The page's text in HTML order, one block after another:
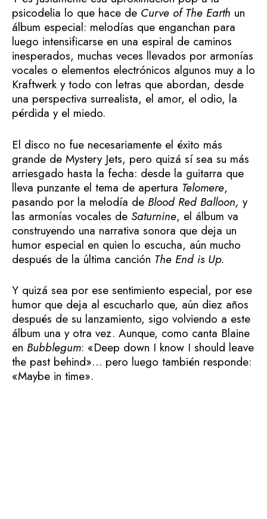
psicodelia lo que hace de Curve of The Earth un
álbum especial: melodías que enganchan para
luego intensificarse en una espiral de caminos
inesperados, muchas veces llevados por armonías
vocales o elementos electrónicos algunos muy a lo
Kraftwerk y todo con letras que abordan, desde
una perspectiva surrealista, el amor, el odio, la
pérdida y el miedo.
El disco no fue necesariamente el éxito más
grande de Mystery Jets, pero quizá sí sea su más
arriesgado hasta la fecha: desde la guitarra que
lleva punzante el tema de apertura Telomere,
pasando por la melodía de Blood Red Balloon, y
las armonías vocales de Saturnine, el álbum va
construyendo una narrativa sonora que deja un
humor especial en quien lo escucha, aún mucho
después de la última canción The End is Up.
Y quizá sea por ese sentimiento especial, por ese
humor que deja al escucharlo que, aún diez años
después de su lanzamiento, sigo volviendo a este
álbum una y otra vez. Aunque, como canta Blaine
en Bubblegum: «Deep down I know I should leave
the past behind»… pero luego también responde:
«Maybe in time».